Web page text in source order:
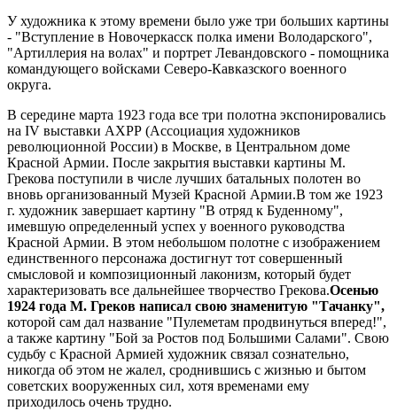
У художника к этому времени было уже три больших картины
- "Вступление в Новочеркасск полка имени Володарского",
"Артиллерия на волах" и портрет Левандовского - помощника
командующего войсками Северо-Кавказского военного
округа.
В середине марта 1923 года все три полотна экспонировались
на IV выставки АХРР (Ассоциация художников
революционной России) в Москве, в Центральном доме
Красной Армии. После закрытия выставки картины М.
Грекова поступили в числе лучших батальных полотен во
вновь организованный Музей Красной Армии.В том же 1923
г. художник завершает картину "В отряд к Буденному",
имевшую определенный успех у военного руководства
Красной Армии. В этом небольшом полотне с изображением
единственного персонажа достигнут тот совершенный
смысловой и композиционный лаконизм, который будет
характеризовать все дальнейшее творчество Грекова.Осенью
1924 года М. Греков написал свою знаменитую "Тачанку",
которой сам дал название "Пулеметам продвинуться вперед!",
а также картину "Бой за Ростов под Большими Салами". Свою
судьбу с Красной Армией художник связал сознательно,
никогда об этом не жалел, сроднившись с жизнью и бытом
советских вооруженных сил, хотя временами ему
приходилось очень трудно.